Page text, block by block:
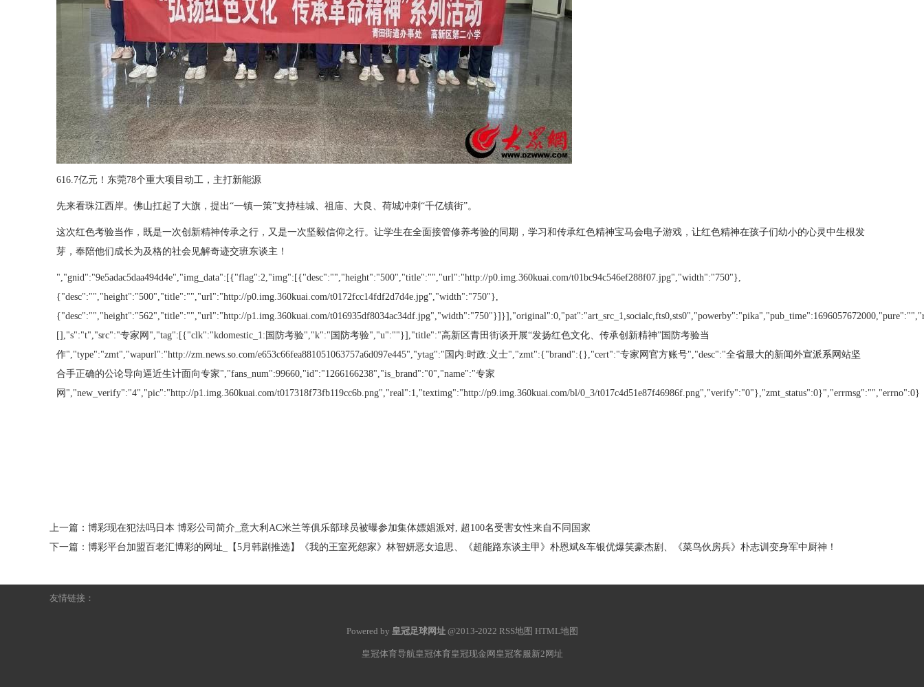
616.7亿元！东莞78个重大项目动工，主打新能源
先来看珠江西岸。佛山扛起了大旗，提出“一镇一策”支持桂城、祖庙、大良、荷城冲刺“千亿镇街”。
这次红色考验当作，既是一次创新精神传承之行，又是一次坚毅信仰之行。让学生在全面接管修养考验的同期，学习和传承红色精神宝马会电子游戏，让红色精神在孩子们幼小的心灵中生根发
芽，奉陪他们成长为及格的社会见解奇迹交班东谈主！
","gnid":"9e5adac5daa494d4e","img_data":[{"flag":2,"img":[{"desc":"","height":"500","title":"","url":"http://p0.img.360kuai.com/t01bc94c546ef288f07.jpg","width":"750"},
{"desc":"","height":"500","title":"","url":"http://p0.img.360kuai.com/t0172fcc14fdf2d7d4e.jpg","width":"750"},
{"desc":"","height":"562","title":"","url":"http://p1.img.360kuai.com/
[],"s":"t","src":"专家网","tag":[{"clk":"kdomestic_1:国防考验","k":"国防考验","u":""}],"title":"高新区青田街谈开展“发扬红色文化、传承创新精神”国防考验当
作","type":"zmt","wapurl":"http://zm.news.so.com/e653c66fea881051063757a6d097e445","ytag":"国内:时政:义士","zmt":{"brand":{},"cert":"专家网官方账号","desc":"全省最大的新闻外宣派系网站坚
合手正确的公论导向逼近生计面向专家","fans_num":99660,"id":"1266166238","is_brand":"0","name":"专家
网","new_verify":"4","pic":"http://p1.img.360kuai.com/t017318f73fb119cc6b.png","real":1,"textimg":"http://p9.img.360kuai.com/bl/0_3/t017c4d51e87f46986f.png","verify":"0"},"zmt_status":0}","errmsg":"","errno":0}
上一篇： 博彩现在犯法吗日本 博彩公司简介_意大利AC米兰等俱乐部球员被曝参加集体嫖娼派对, 超100名受害女性来自不同国家
下一篇： 博彩平台加盟百老汇博彩的网址_【5月韩剧推选】《我的王室死怨家》林智妍恶女追思、《超能路东谈主甲》朴恩斌&车银优爆笑豪杰剧、《菜鸟伙房兵》朴志训变身军中厨神！
友情链接：
Powered by 皇冠足球网址@2013-2022 RSS地图 HTML地图
皇冠体育导航皇冠体育皇冠现金网 皇冠客服新2网址